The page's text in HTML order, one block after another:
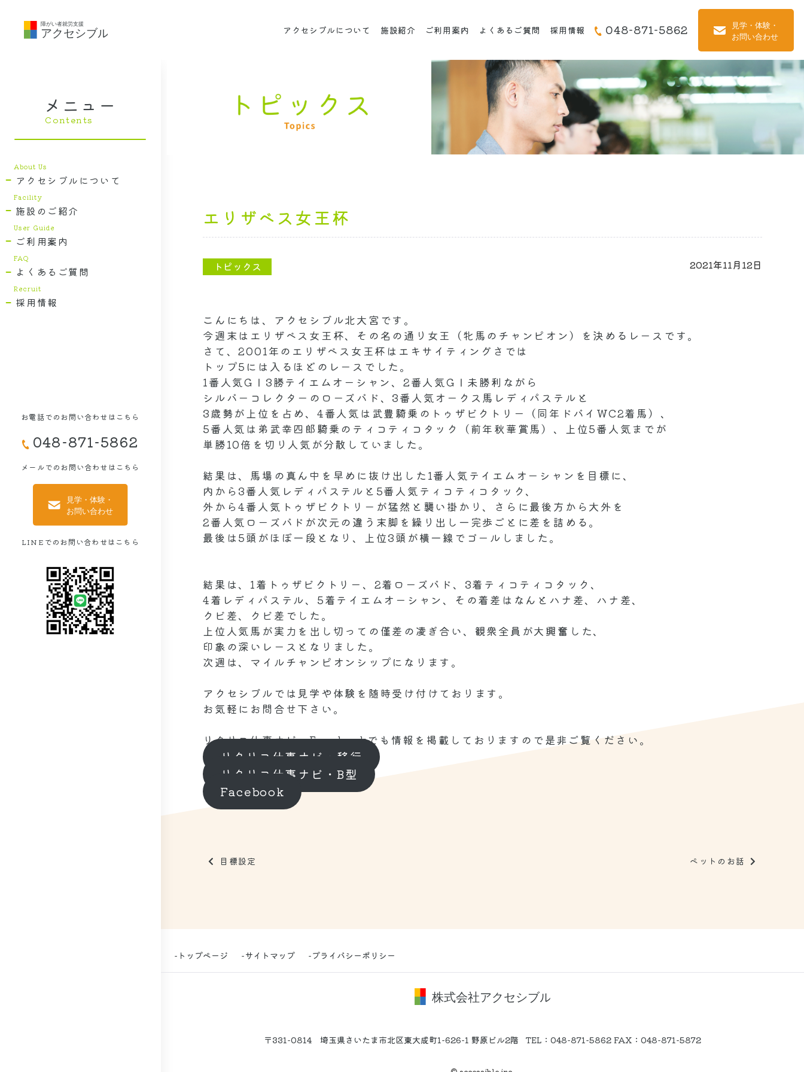
アクセシブルについて 施設紹介 ご利用案内 よくあるご質問 採用情報 048-871-5862
メニュー
アクセシブルについて
施設のご紹介
ご利用案内
よくあるご質問
採用情報
お電話でのお問い合わせはこちら
048-871-5862
メールでのお問い合わせはこちら
LINEでのお問い合わせはこちら
エリザベス女王杯
トピックス 2021年11月12日
こんにちは、アクセシブル北大宮です。
今週末はエリザベス女王杯、その名の通り女王（牝馬のチャンピオン）を決めるレースです。
さて、2001年のエリザベス女王杯はエキサイティングさでは
トップ5には入るほどのレースでした。
1番人気GⅠ3勝テイエムオーシャン、2番人気GⅠ未勝利ながら
シルバーコレクターのローズバド、3番人気オークス馬レディパステルと
3歳勢が上位を占め、4番人気は武豊騎乗のトゥザビクトリー（同年ドバイWC2着馬）、
5番人気は弟武幸四郎騎乗のティコティコタック（前年秋華賞馬）、上位5番人気までが
単勝10倍を切り人気が分散していました。
結果は、馬場の真ん中を早めに抜け出した1番人気テイエムオーシャンを目標に、
内から3番人気レディパステルと5番人気ティコティコタック、
外から4番人気トゥザビクトリーが猛然と襲い掛かり、さらに最後方から大外を
2番人気ローズバドが次元の違う末脚を繰り出し一完歩ごとに差を詰める。
最後は5頭がほぼ一段となり、上位3頭が横一線でゴールしました。
結果は、1着トゥザビクトリー、2着ローズバド、3着ティコティコタック、
4着レディパステル、5着テイエムオーシャン、その着差はなんとハナ差、ハナ差、
クビ差、クビ差でした。
上位人気馬が実力を出し切っての僅差の凌ぎ合い、観衆全員が大興奮した、
印象の深いレースとなりました。
次週は、マイルチャンピオンシップになります。
アクセシブルでは見学や体験を随時受け付けております。
お気軽にお問合せ下さい。
リタリコ仕事ナビ・Facebookでも情報を掲載しておりますので是非ご覧ください。
リタリコ仕事ナビ・移行
リタリコ仕事ナビ・B型
Facebook
目標設定 ペットのお話
-トップページ -サイトマップ -プライバシーポリシー
〒331-0814 埼玉県さいたま市北区東大成町1-626-1 野原ビル2階 TEL： 048-871-5862FAX：048-871-5872